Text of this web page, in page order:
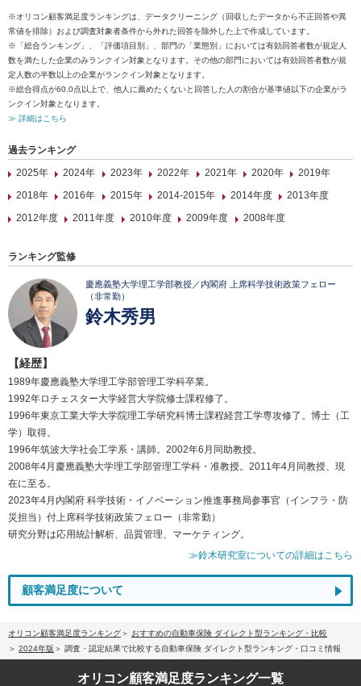
※オリコン顧客満足度ランキングは、データクリーニング（回収したデータから不正回答や異
常値を排除）および調査対象者条件から外れた回答を除外した上で作成しています。
※「総合ランキング」、「評価項目別」、部門の「業態別」においては有効回答者数が規定人
数を満たした企業のみランクイン対象となります。その他の部門においては有効回答者数が規
定人数の半数以上の企業がランクイン対象となります。
※総合得点が60.0点以上で、他人に薦めたくないと回答した人の割合が基準値以下の企業がラ
ンクイン対象となります。
≫ 詳細はこちら
過去ランキング
2025年
2024年 2023年 2022年 2021年 2020年
2019年
2018年
2016年 2015年 2014-2015年 2014年度
2013年度
2012年度
2011年度 2010年度 2009年度 2008年度
ランキング監修
慶應義塾大学理工学部教授／内閣府 上席科学技術政策フェロー
（非常勤）
鈴木秀男
【経歴】
1989年慶應義塾大学理工学部管理工学科卒業。
1992年ロチェスター大学経営大学院修士課程修了。
1996年東京工業大学大学院理工学研究科博士課程経営工学専攻修了。博士（工
学）取得。
1996年筑波大学社会工学系・講師。2002年6月同助教授。
2008年4月慶應義塾大学理工学部管理工学科・准教授。2011年4月同教授、現
在に至る。
2023年4月内閣府 科学技術・イノベーション推進事務局参事官（インフラ・防
災担当）付上席科学技術政策フェロー（非常勤）
研究分野は応用統計解析、品質管理、マーケティング。
≫鈴木研究室についての詳細はこちら
顧客満足度について
オリコン顧客満足度ランキング
おすすめの自動車保険 ダイレクト型ランキング・比較
2024年版
調査・認定結果で比較する自動車保険 ダイレクト型ランキング・口コミ情報
オリコン顧客満足度ランキング一覧